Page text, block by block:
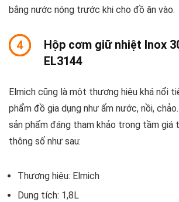
bằng nước nóng trước khi cho đồ ăn vào.
4
Hộp cơm giữ nhiệt Inox
EL3144
Elmich cũng là một thương hiệu khá nổi
phẩm đồ gia dụng như ấm nước, nồi,
sản phẩm đáng tham khảo trong tầm giá
thông số như sau:
Thương hiệu: Elmich
Dung tích: 1,8L